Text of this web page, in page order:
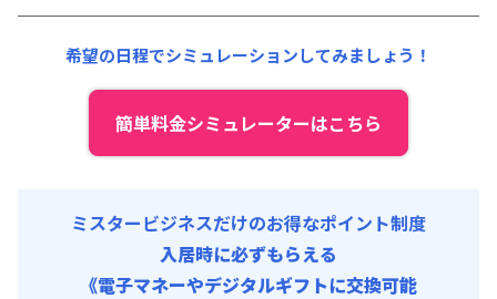
リネン代 : 9,000円/回 (税抜)
その他費用 :
初期費用
契約事務手数料 : 10,000円/回 (税抜)
リネン代 : 9,000円/回 (税抜)
希望の日程でシミュレーションしてみましょう！
簡単料金シミュレーターはこちら
ミスタービジネスだけのお得なポイント制度
入居時に必ずもらえる
《電子マネーやデジタルギフトに交換可能